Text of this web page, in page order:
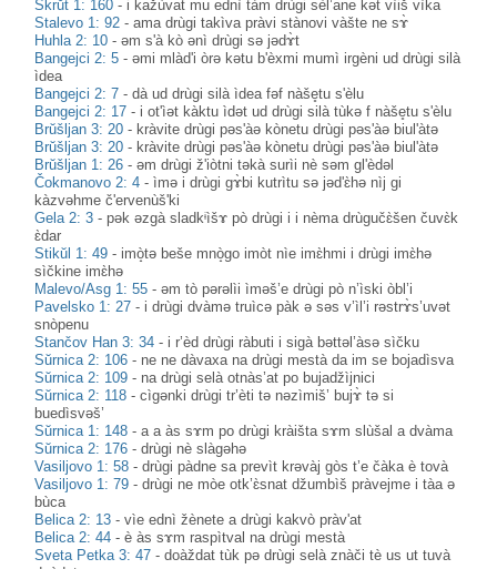
Skrŭt 1: 160 - i kažùvat mu ednì tàm drùgi sèl’ane kət vìiš vìka
Stalevo 1: 92 -ama drùgi takìva pràvi stànovi vàšte ne sɤ̀
Huhla 2: 10 -əm s'à kò ənì drùgi sə jədɤ̀t
Bangejci 2: 5 -əmi mlàd'i òrə kətu b'èxmi mumì irgèni ud drùgi silà
ìdea
Bangejci 2: 7 -dà ud drùgi silà ìdea fəf nàše̥tu s'èlu
Bangejci 2: 17 - i ot'ìət kàktu ìdət ud drùgi silà tùkə f nàše̥tu s'èlu
Brŭšljan 3: 20 - kràvite drùgi pəs'àə kònetu drùgi pəs'àə biul'àtə
Brŭšljan 3: 20 - kràvite drùgi pəs'àə kònetu drùgi pəs'àə biul'àtə
Brŭšljan 1: 26 -əm drùgi ž'iòtni təkà surìi nè səm gl'èdəl
Čokmanovo 2: 4 -ìmə i drùgi gɤ̀bi kutrìtu sə jəd'ɛ̀hə nìj gi
kàzvəhme č'ervenùš'ki
Gela 2: 3 -pək əzgà sladkᶤìšɤ pò drùgi i i nèma drùgučɛ̀šen čuvɛ̀k
ɛ̀dar
Stikŭl 1: 49 - imò̝tə beše mnò̝go imòt nìe imɛ̀hmi i drùgi imɛ̀hə
sìčkine imɛ̀hə
Malevo/Asg 1: 55 -əm tò pərəlìi ìməš’e drùgi pò n’ìski òbl’i
Pavelsko 1: 27 - i drùgi dvàmə truìcə pàk ə səs v’ìl’i rəstrɤ̀s’uvət
snòpenu
Stančov Han 3: 34 - i r’èd drùgi ràbuti i sigà bəttəl’àsə sìčku
Sŭrnica 2: 106 - ne ne dàvaxa na drùgi mestà da im se bojadìsva
Sŭrnica 2: 109 - na drùgi selà otnàs’at po bujadžìjnici
Sŭrnica 2: 118 -cìgənki drùgi tr’èti tə nəzìmiš’ bujɤ̀ tə si
buedìsvəš’
Sŭrnica 1: 148 -a a às sɤm po drùgi kràišta sɤm slùšal a dvàma
Sŭrnica 2: 176 -drùgi nè slàgəhə
Vasiljovo 1: 58 -drùgi pàdne sa prevìt krəvàj gòs t’e čàka è tovà
Vasiljovo 1: 79 -drùgi ne mòe otk’ɛ̀snat džumbìš pràvejme i tàa ə
bùca
Belica 2: 13 -vìe ednì žènete a drùgi kakvò pràv'at
Belica 2: 44 -è às sɤm raspìtval na drùgi mestà
Sveta Petka 3: 47 -doàždat tùk pə drùgi selà znàči tè us ut tuvà